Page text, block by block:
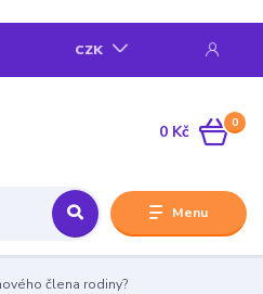
Menu
CZK
0
0 Kč
člena rodiny?